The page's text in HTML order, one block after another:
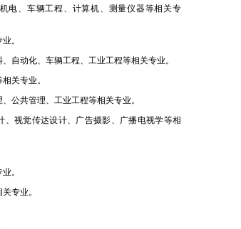
电、车辆工程、计算机、测量仪器等相关专
。
自动化、车辆工程、工业工程等相关专业。
关专业。
公共管理、工业工程等相关专业。
、视觉传达设计、广告摄影、广播电视学等相
。
专业。